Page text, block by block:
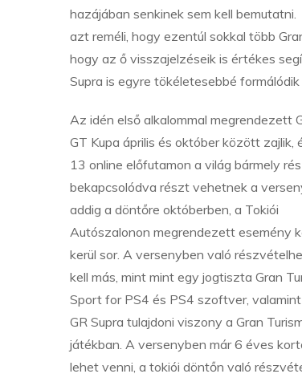
hazájában senkinek sem kell
azt reméli, hogy ezentúl sokkal több
hogy az ő visszajelzéseik is értékes
Supra is egyre tökéletesebbé
Az idén első alkalommal megrendezett
GT Kupa április és október között zajlik,
13 online előfutamon a világ bármely
bekapcsolódva részt vehetnek a
addig a döntőre októberben, a Tokiói
Autószalonon megrendezett esemény
kerül sor. A versenyben való
kell más, mint mint egy jogtiszta Gran
Sport for PS4 és PS4 szoftver,
GR Supra tulajdoni viszony a Gran
játékban. A versenyben már 6 éves
lehet venni, a tokiói döntőn való